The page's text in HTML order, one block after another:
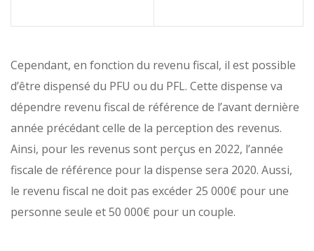
Cependant, en fonction du revenu fiscal, il est possible
d’être dispensé du PFU ou du PFL. Cette dispense va
dépendre revenu fiscal de référence de l’avant dernière
année précédant celle de la perception des revenus.
Ainsi, pour les revenus sont perçus en 2022, l’année
fiscale de référence pour la dispense sera 2020. Aussi,
le revenu fiscal ne doit pas excéder 25 000€ pour une
personne seule et 50 000€ pour un couple.